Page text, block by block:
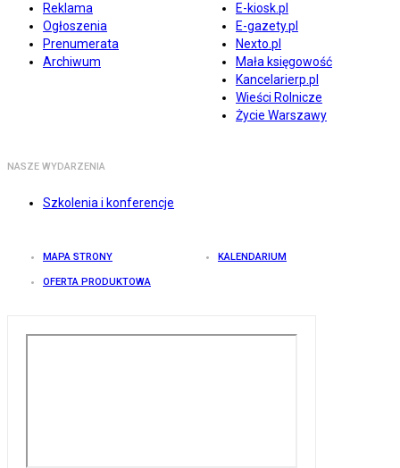
Reklama
Ogłoszenia
Prenumerata
Archiwum
E-kiosk.pl
E-gazety.pl
Nexto.pl
Mała księgowość
Kancelarierp.pl
Wieści Rolnicze
Życie Warszawy
NASZE WYDARZENIA
Szkolenia i konferencje
MAPA STRONY KALENDARIUM
OFERTA PRODUKTOWA